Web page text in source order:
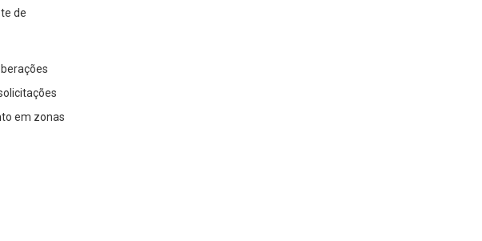
de
em zonas